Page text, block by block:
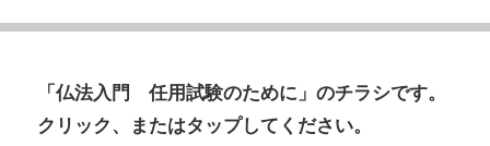
「仏法入門 任用試験のために」のチラシです。
クリック、またはタップしてください。